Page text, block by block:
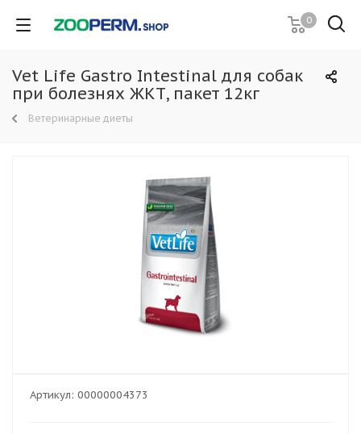
0
Vet Life Gastro Intestinal для собак
при болезнях ЖКТ, пакет 12кг
Ветеринарные диеты
Артикул: 00000004373